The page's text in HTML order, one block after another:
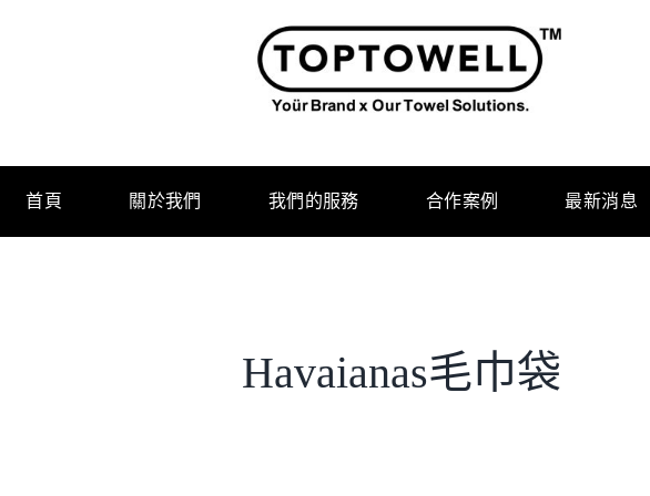
首頁 關於我們 我們的服務 合作案例 最新消息
Havaianas毛巾袋